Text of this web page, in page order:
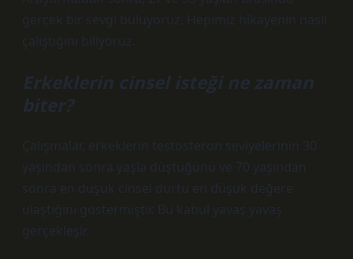
gerçek bir sevgi buluyoruz. Hepimiz hikayenin nasıl
çalıştığını biliyoruz.
Erkeklerin cinsel isteği ne zaman
biter?
Çalışmalar, erkeklerin testosteron seviyelerinin 30
yaşından sonra yaşla düştüğünü ve 70 yaşından
sonra en düşük cinsel dürtü en düşük değere
ulaştığını göstermiştir. Bu kabul yavaş yavaş
gerçekleşir.